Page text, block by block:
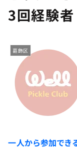
3回経験者
葛飾区
一人から参加でき